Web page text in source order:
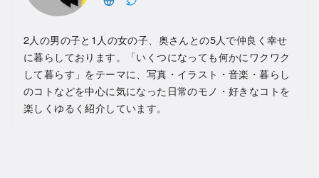
2人の男の子と1人の女の子、奥さんとの5人で仲良く幸せ
に暮らしております。「いくつになっても何かにワクワク
して暮らす」をテーマに、写真・イラスト・音楽・暮らし
のコトなどを中心に気になった日常のモノ・好きなコトを
楽しくゆるく紹介しています。